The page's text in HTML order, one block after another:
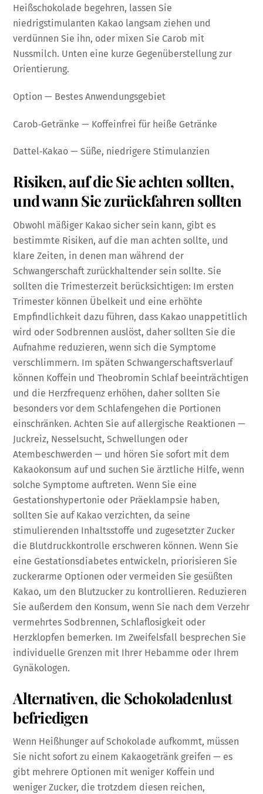
Heißschokolade begehren, lassen Sie
niedrigstimulanten Kakao langsam ziehen und
verdünnen Sie ihn, oder mixen Sie Carob mit
Nussmilch. Unten eine kurze Gegenüberstellung zur
Orientierung.
Option — Bestes Anwendungsgebiet
Carob‑Getränke — Koffeinfrei für heiße Getränke
Dattel‑Kakao — Süße, niedrigere Stimulanzien
Risiken, auf die Sie achten sollten,
und wann Sie zurückfahren sollten
Obwohl mäßiger Kakao sicher sein kann, gibt es
bestimmte Risiken, auf die man achten sollte, und
klare Zeiten, in denen man während der
Schwangerschaft zurückhaltender sein sollte. Sie
sollten die Trimesterzeit berücksichtigen: Im ersten
Trimester können Übelkeit und eine erhöhte
Empfindlichkeit dazu führen, dass Kakao unappetitlich
wird oder Sodbrennen auslöst, daher sollten Sie die
Aufnahme reduzieren, wenn sich die Symptome
verschlimmern. Im späten Schwangerschaftsverlauf
können Koffein und Theobromin Schlaf beeinträchtigen
und die Herzfrequenz erhöhen, daher sollten Sie
besonders vor dem Schlafengehen die Portionen
einschränken. Achten Sie auf allergische Reaktionen —
Juckreiz, Nesselsucht, Schwellungen oder
Atembeschwerden — und hören Sie sofort mit dem
Kakaokonsum auf und suchen Sie ärztliche Hilfe, wenn
solche Symptome auftreten. Wenn Sie eine
Gestationshypertonie oder Präeklampsie haben,
sollten Sie auf Kakao verzichten, da seine
stimulierenden Inhaltsstoffe und zugesetzter Zucker
die Blutdruckkontrolle erschweren können. Wenn Sie
eine Gestationsdiabetes entwickeln, priorisieren Sie
zuckerarme Optionen oder vermeiden Sie gesüßten
Kakao, um den Blutzucker zu kontrollieren. Reduzieren
Sie außerdem den Konsum, wenn Sie nach dem Verzehr
vermehrtes Sodbrennen, Schlaflosigkeit oder
Herzklopfen bemerken. Im Zweifelsfall besprechen Sie
individuelle Grenzen mit Ihrer Hebamme oder Ihrem
Gynäkologen.
Alternativen, die Schokoladenlust
befriedigen
Wenn Heißhunger auf Schokolade aufkommt, müssen
Sie nicht sofort zu einem Kakaogetränk greifen — es
gibt mehrere Optionen mit weniger Koffein und
weniger Zucker, die trotzdem diesen reichen,